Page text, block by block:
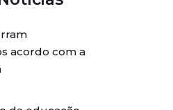
acordo com a